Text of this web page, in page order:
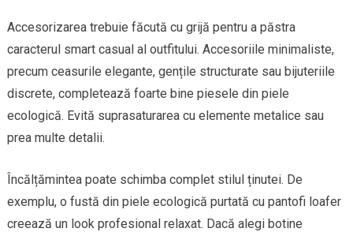
Accesorizarea trebuie făcută cu grijă pentru a păstra
caracterul smart casual al outfitului. Accesoriile minimaliste,
precum ceasurile elegante, gențile structurate sau bijuteriile
discrete, completează foarte bine piesele din piele
ecologică. Evită suprasaturarea cu elemente metalice sau
prea multe detalii.
Încălțămintea poate schimba complet stilul ținutei. De
exemplu, o fustă din piele ecologică purtată cu pantofi loafer
creează un look profesional relaxat. Dacă alegi botine